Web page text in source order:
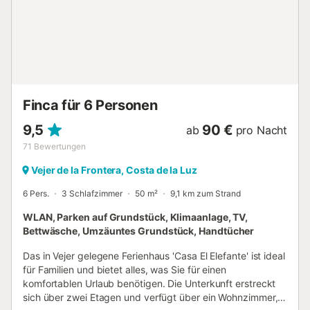
Finca für 6 Personen
9,5
71 Bewertungen
ab 90 € pro Nacht
Vejer de la Frontera, Costa de la Luz
6 Pers. 3 Schlafzimmer 50 m² 9,1 km zum Strand
WLAN, Parken auf Grundstück, Klimaanlage, TV,
Bettwäsche, Umzäuntes Grundstück, Handtücher
Das in Vejer gelegene Ferienhaus 'Casa El Elefante' ist ideal
für Familien und bietet alles, was Sie für einen
komfortablen Urlaub benötigen. Die Unterkunft erstreckt
sich über zwei Etagen und verfügt über ein Wohnzimmer,